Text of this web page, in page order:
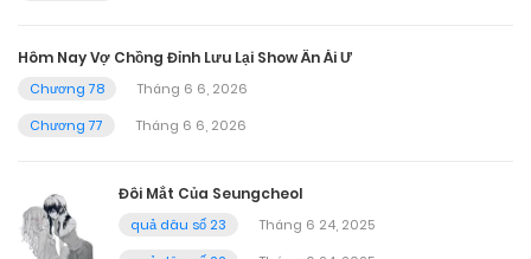
Hôm Nay Vợ Chồng Đỉnh Lưu Lại Show Ân Ái Ư
Chương 78
Tháng 6 6, 2026
Chương 77
Tháng 6 6, 2026
Đôi Mắt Của Seungcheol
quả dâu số 23
Tháng 6 24, 2025